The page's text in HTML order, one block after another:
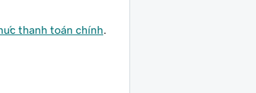
thanh toán chính.